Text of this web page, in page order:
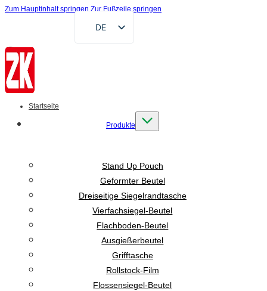
Zum Hauptinhalt springen Zur Fußzeile springen
DE
EN
ID
Startseite
Produkte
Stand Up Pouch
Geformter Beutel
Dreiseitige Siegelrandtasche
Vierfachsiegel-Beutel
Flachboden-Beutel
Ausgießerbeutel
Grifftasche
Rollstock-Film
Flossensiegel-Beutel